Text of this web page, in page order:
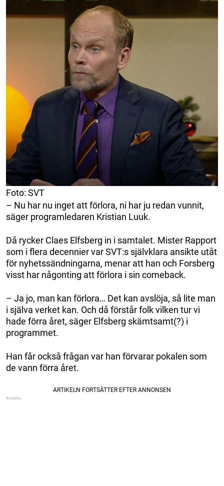
Foto: SVT
– Nu har nu inget att förlora, ni har ju redan vunnit,
säger programledaren Kristian Luuk.
Då rycker Claes Elfsberg in i samtalet. Mister Rapport
som i flera decennier var SVT:s självklara ansikte utåt
för nyhetssändningarna, menar att han och Forsberg
visst har någonting att förlora i sin comeback.
– Ja jo, man kan förlora… Det kan avslöja, så lite man
i själva verket kan. Och då förstår folk vilken tur vi
hade förra året, säger Elfsberg skämtsamt(?) i
programmet.
Han får också frågan var han förvarar pokalen som
de vann förra året.